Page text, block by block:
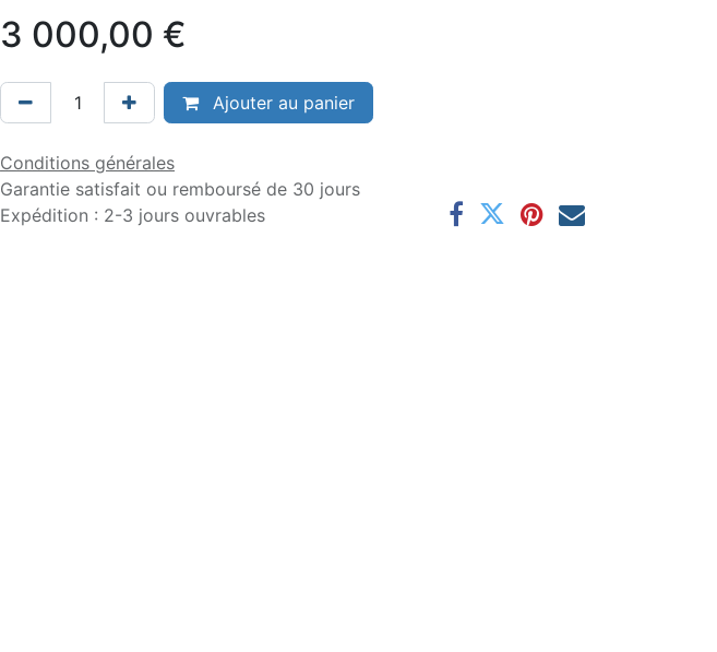
3 000,00 €
Ajouter au panier
Conditions générales
Garantie satisfait ou remboursé de 30 jours
Expédition : 2-3 jours ouvrables